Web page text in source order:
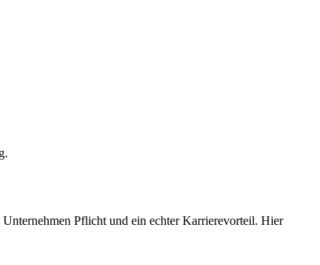
Pflicht und ein echter Karrierevorteil. Hier